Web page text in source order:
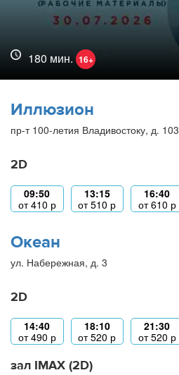
180 мин. 16+
Иллюзион
пр-т 100-летия Владивостоку, д. 103
2D
09:50
от410 р
13:15
от510 р
16:40
от610 р
Океан
ул. Набережная, д. 3
2D
14:40
от490 р
18:10
от520 р
21:30
от520 р
зал IMAX (2D)